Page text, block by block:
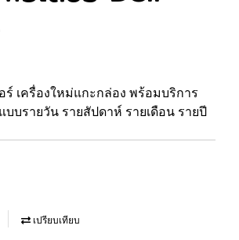
ร์ เครื่องใหม่แกะกล่อง พร้อมบริการ
บบรายวัน รายสัปดาห์ รายเดือน รายปี
เปรียบเทียบ